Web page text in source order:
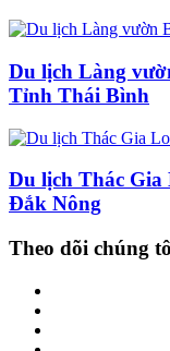
Du lịch Làng
Tỉnh Thái Bình
Du lịch Thác
Đắk Nông
Theo dõi chúng